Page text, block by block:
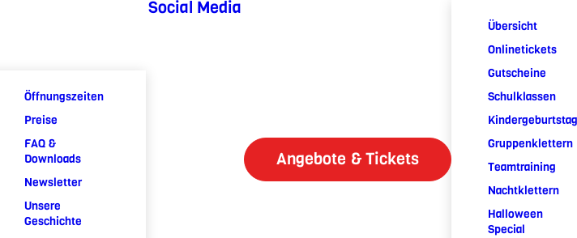
Öffnungszeiten
Preise
FAQ &
Downloads
Newsletter
Unsere
Geschichte
Social Media
Angebote & Tickets
Übersicht
Onlinetickets
Gutscheine
Schulklassen
Kindergeburtstag
Gruppenklettern
Teamtraining
Nachtklettern
Halloween
Special